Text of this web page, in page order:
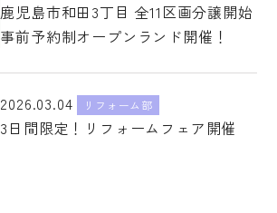
鹿児島市和田3丁目 全11区画分譲開始
事前予約制オープンランド開催！
2026.03.04 リフォーム部
3日間限定！リフォームフェア開催